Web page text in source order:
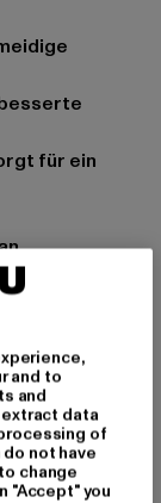
20%
and to
and
data
of
not have
change
"Accept" you